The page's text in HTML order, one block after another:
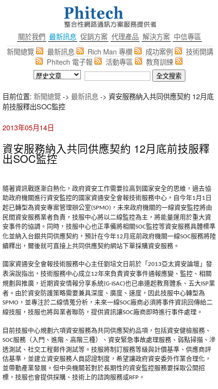
關於我們 最新訊息 促銷方案 代理產品 解決方案 中信專區
新聞總覽
最新訊息 Rich Man 專欄 成功案例
技術開講
Phitech 電子報
活動專區 教育訓練
目前位置: 新聞總覽-> 最新訊息 -> 資安服務納入共同供應契約 12月底
前技服釋出SOC監控
2013年05月14日
資安服務納入共同供應契約 12月底前技服釋
出SOC監控
隨著資訊戰逐漸白熱化，政府資安工作需要拉高到國家安全的思維，過去協
助政府機關進行資安監控的國家資通安全會報技術服務中心，自今年1月 1 日
起已轉型為資安專案管理辦公室(SPMO) ，未來政府機關的一線資安監控將由
民間資安服務業者負責，技服中心將以二線監控為主，將能量運用於重大資
安事件的協調。同時，技服中心也正準備將相關SOC監控等資安服務具體標準
化並納入台銀共同供應契約，預計在今年12月底前政府機關一線SOC服務將陸
續釋出，爾後就可直接上共同供應契約網站下單採購資安服務。
國家資通安全會報技術服務中心主任劉培文日前於「 2013亞太資安論壇」發
表演說指出，技術服務中心成立12年來負責資安事件通報應變、監控、相關
規劃與推廣，近期資安情報分享系統(G-ISAC)也已串連起教育體系、五大 ISP業
者。由於資安防護策略需要兼具深度、廣度、速度，因此技服中心轉型為
SPMO ，並專注於二線情蒐分析，未來一線SOC廠商必須將事件資訊回傳給二
線技服，技服也將與業者聯防，提供資訊讓SOC廠商即時進行事件處理。
目前技服中心規劃六項資安服務為共同供應契約品項，包括資安健檢服務、
SOC服務（入門、進階、高階三種）、資安緊急事故處理服務、弱點掃描、滲
透測試、社交工程郵件測試等。技服將制訂服務等級與計價基準、供應商評
估基準，並建立資安服務人員認證制度，希望讓政府資安委外作業合理化，
並帶動產業發展。但中央機關若對於長期性的資安監控服務要採取公開招
標，技服也會提供採購、技術上的諮詢服務或RFP 。